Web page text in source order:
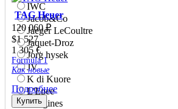
IWC
Jacob&Co
Jaeger LeCoultre
Jaquet-Droz
Jorg hysek
JV
K di Kuore
L'Epee
Longines
TAG Heuer
120 060₽
$1 527
1 305 €
Formula 1
Как новые
Подробнее
Купить